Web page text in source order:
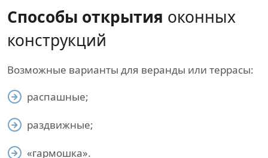
Способы открытия оконных
конструкций
Возможные варианты для веранды или террасы:
распашные;
раздвижные;
«гармошка».